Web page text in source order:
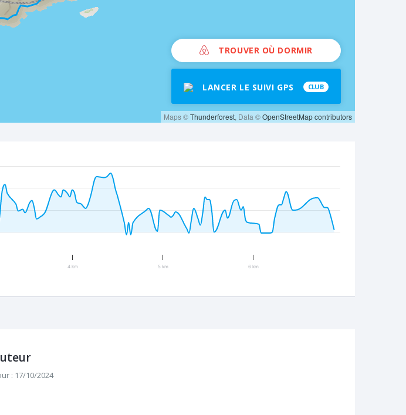
Maps ©Thunderforest, Data ©OpenStreetMap contributors
TROUVER OÙ DORMIR
LANCER LE SUIVI GPS CLUB
4 km 5 km 6 km
: 17/10/2024